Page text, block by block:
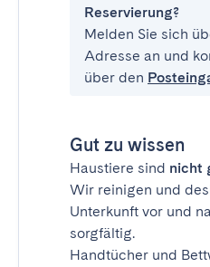
Reservierung?
Melden Sie sich
Adresse an und
über den
Gut zu wissen
Haustiere sind nicht
Wir reinigen und
Unterkunft vor und
sorgfältig.
Handtücher und